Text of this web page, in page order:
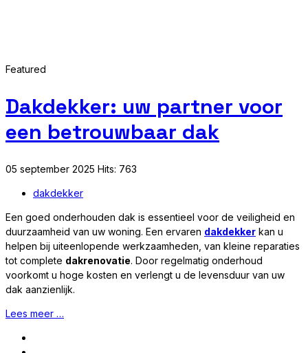
Featured
Dakdekker: uw partner voor
een betrouwbaar dak
05 september 2025 Hits: 763
dakdekker
Een goed onderhouden dak is essentieel voor de veiligheid en
duurzaamheid van uw woning. Een ervaren dakdekker kan u
helpen bij uiteenlopende werkzaamheden, van kleine reparaties
tot complete dakrenovatie. Door regelmatig onderhoud
voorkomt u hoge kosten en verlengt u de levensduur van uw
dak aanzienlijk.
Lees meer …